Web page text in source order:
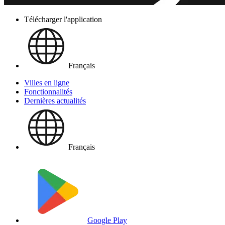
Télécharger l'application
Français
Villes en ligne
Fonctionnalités
Dernières actualités
Français
Google Play